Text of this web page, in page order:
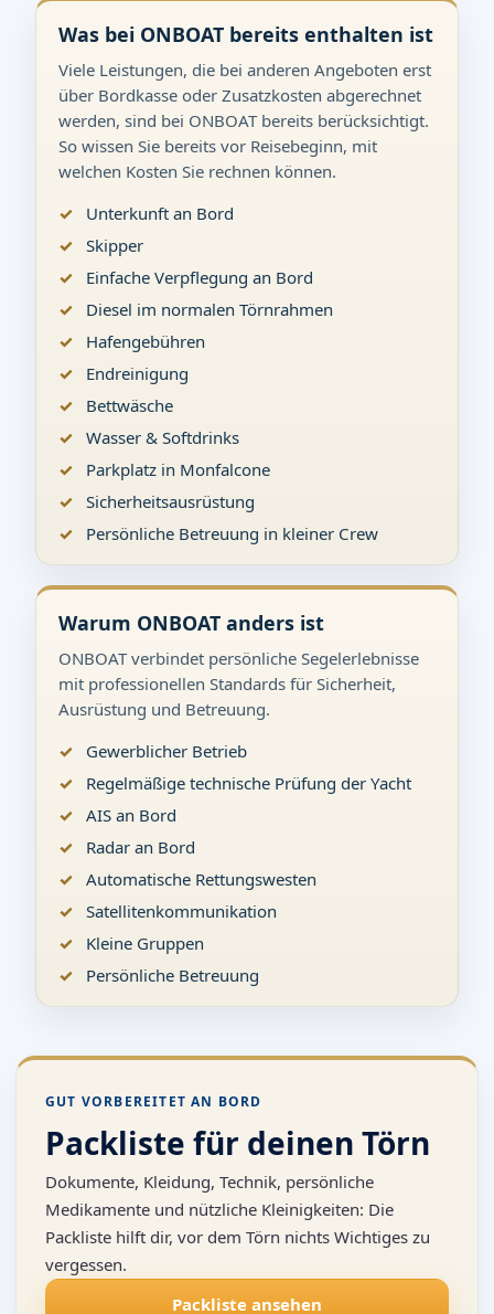
Was bei ONBOAT bereits enthalten ist
Viele Leistungen, die bei anderen Angeboten erst
über Bordkasse oder Zusatzkosten abgerechnet
werden, sind bei ONBOAT bereits berücksichtigt.
So wissen Sie bereits vor Reisebeginn, mit
welchen Kosten Sie rechnen können.
Unterkunft an Bord
Skipper
Einfache Verpflegung an Bord
Diesel im normalen Törnrahmen
Hafengebühren
Endreinigung
Bettwäsche
Wasser & Softdrinks
Parkplatz in Monfalcone
Sicherheitsausrüstung
Persönliche Betreuung in kleiner Crew
Warum ONBOAT anders ist
ONBOAT verbindet persönliche Segelerlebnisse
mit professionellen Standards für Sicherheit,
Ausrüstung und Betreuung.
Gewerblicher Betrieb
Regelmäßige technische Prüfung der Yacht
AIS an Bord
Radar an Bord
Automatische Rettungswesten
Satellitenkommunikation
Kleine Gruppen
Persönliche Betreuung
GUT VORBEREITET AN BORD
Packliste für deinen Törn
Dokumente, Kleidung, Technik, persönliche
Medikamente und nützliche Kleinigkeiten: Die
Packliste hilft dir, vor dem Törn nichts Wichtiges zu
vergessen.
Packliste ansehen